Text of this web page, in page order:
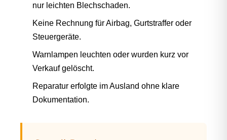
nur leichten Blechschaden.
Keine Rechnung für Airbag, Gurtstraffer oder
Steuergeräte.
Warnlampen leuchten oder wurden kurz vor
Verkauf gelöscht.
Reparatur erfolgte im Ausland ohne klare
Dokumentation.